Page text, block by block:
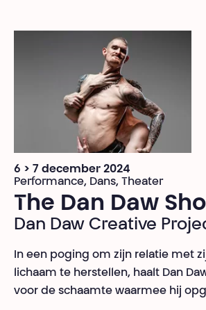
6 > 7 december 2024
Performance, Dans, Theater
The Dan Daw
Dan Daw Creative
In een poging om zijn relatie met
lichaam te herstellen, haalt Dan
voor de schaamte waarmee hij